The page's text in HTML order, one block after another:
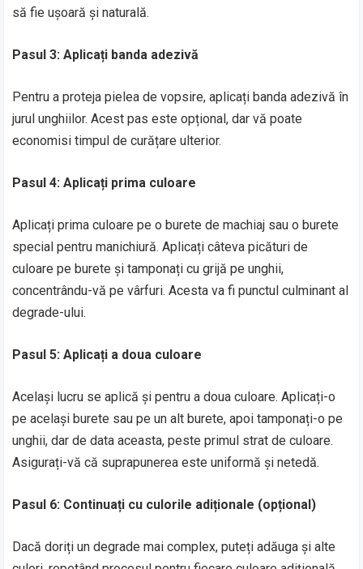
să fie ușoară și naturală.
Pasul 3: Aplicați banda adezivă
Pentru a proteja pielea de vopsire, aplicați banda adezivă în
jurul unghiilor. Acest pas este opțional, dar vă poate
economisi timpul de curățare ulterior.
Pasul 4: Aplicați prima culoare
Aplicați prima culoare pe o burete de machiaj sau o burete
special pentru manichiură. Aplicați câteva picături de
culoare pe burete și tamponați cu grijă pe unghii,
concentrându-vă pe vârfuri. Acesta va fi punctul culminant al
degrade-ului.
Pasul 5: Aplicați a doua culoare
Același lucru se aplică și pentru a doua culoare. Aplicați-o
pe același burete sau pe un alt burete, apoi tamponați-o pe
unghii, dar de data aceasta, peste primul strat de culoare.
Asigurați-vă că suprapunerea este uniformă și netedă.
Pasul 6: Continuați cu culorile adiționale (opțional)
Dacă doriți un degrade mai complex, puteți adăuga și alte